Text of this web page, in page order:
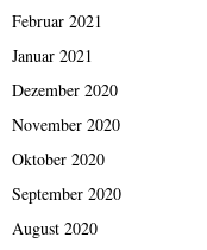
Februar 2021
Januar 2021
Dezember 2020
November 2020
Oktober 2020
September 2020
August 2020